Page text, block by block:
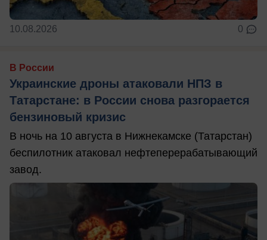
10.08.2026 0
В России
Украинские дроны атаковали НПЗ в
Татарстане: в России снова разгорается
бензиновый кризис
В ночь на 10 августа в Нижнекамске (Татарстан)
беспилотник атаковал нефтеперерабатывающий
завод.